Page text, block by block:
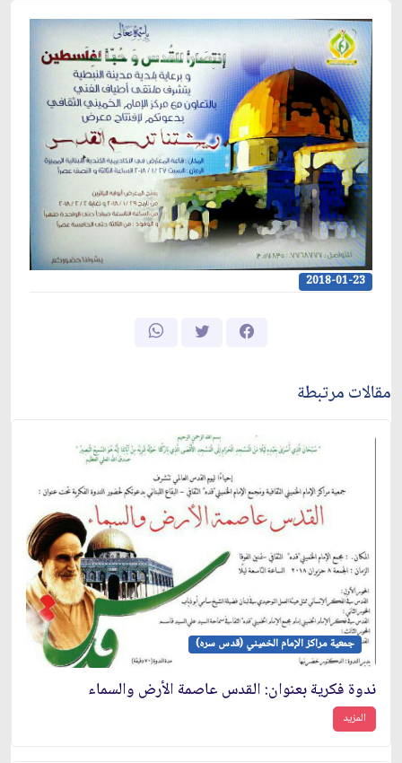
2018-01-23
مقالات مرتبطة
جمعية مراكز الإمام الخميني (قدس سره)
ندوة فكرية بعنوان: القدس عاصمة الأرض والسماء
المزيد